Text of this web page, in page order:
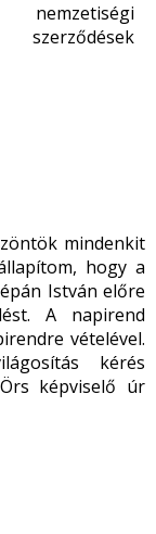
szerződések
mindenkit
hogy a
István előre
A napirend
vételével.
kérés
képviselő úr